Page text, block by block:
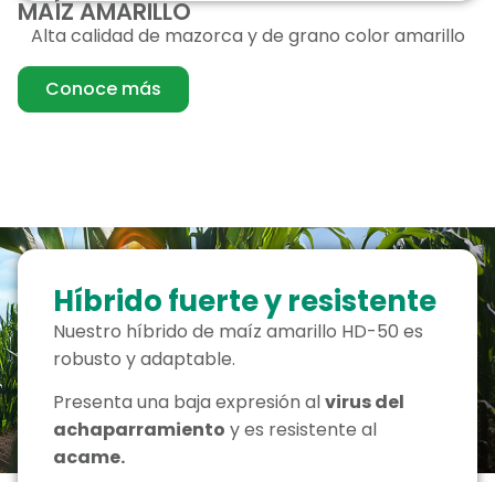
MAÍZ AMARILLO
Alta calidad de mazorca y de grano color amarillo
Conoce más
Híbrido fuerte y resistente
Nuestro híbrido de maíz amarillo HD-50 es
robusto y adaptable.
Presenta una baja expresión alvirus del
achaparramiento y es resistente al
acame.